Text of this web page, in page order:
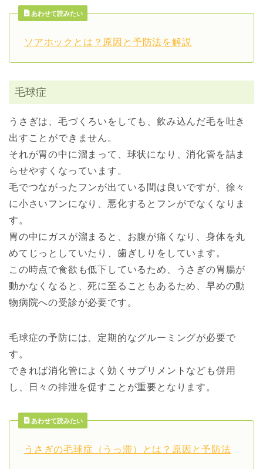
あわせて読みたい
ソアホックとは？原因と予防法を解説
毛球症
うさぎは、毛づくろいをしても、飲み込んだ毛を吐き
出すことができません。
それが胃の中に溜まって、球状になり、消化管を詰ま
らせやすくなっています。
毛でつながったフンが出ている間は良いですが、徐々
に小さいフンになり、悪化するとフンがでなくなりま
す。
胃の中にガスが溜まると、お腹が痛くなり、身体を丸
めてじっとしていたり、歯ぎしりをしています。
この時点で食欲も低下しているため、うさぎの胃腸が
動かなくなると、死に至ることもあるため、早めの動
物病院への受診が必要です。
毛球症の予防には、定期的なグルーミングが必要で
す。
できれば消化管によく効くサプリメントなども併用
し、日々の排泄を促すことが重要となります。
あわせて読みたい
うさぎの毛球症（うっ滞）とは？原因と予防法